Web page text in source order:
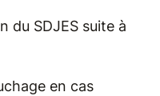
du SDJES suite à
en cas